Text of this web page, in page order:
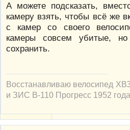
А можете подсказать,
камеру взять, чтобы всё же
с камер со своего
камеры совсем убитые,
сохранить.
Восстанавливаю велосипед
и ЗИС В-110 Прогресс 1952 года